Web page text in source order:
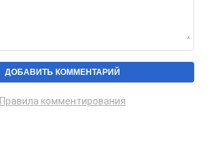
Правила комментирования